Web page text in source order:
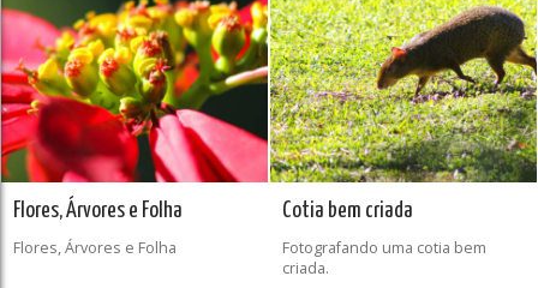
Flores, Árvores e Folha
Flores, Árvores e Folha
Cotia bem criada
Fotografando uma cotia bem
criada.